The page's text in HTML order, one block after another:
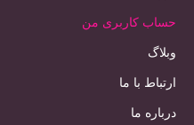
حساب کاربری من
وبلاگ
ارتباط با ما
درباره ما